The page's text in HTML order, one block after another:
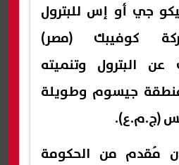
جي أو إس للبترول
كوفيبك (مصر)
عن البترول وتنميته
جيسوم وطويلة
(ج.م.ع).
مُقدم من الحكومة